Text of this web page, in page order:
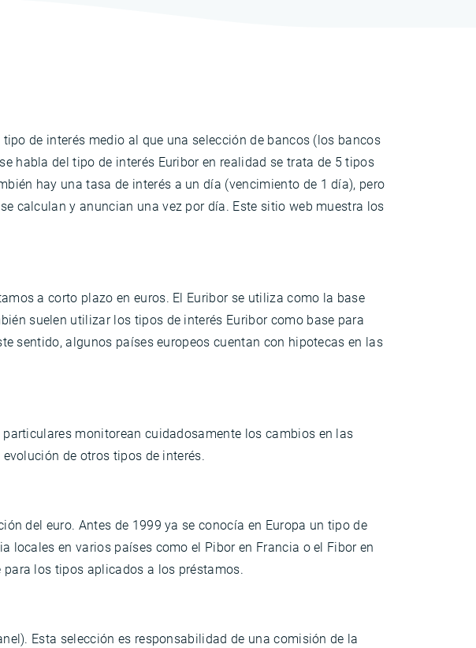
de interés medio al que una selección de bancos (los bancos
habla del tipo de interés Euribor en realidad se trata de 5 tipos
hay una tasa de interés a un día (vencimiento de 1 día), pero
calculan y anuncian una vez por día. Este sitio web muestra los
a corto plazo en euros. El Euribor se utiliza como la base
suelen utilizar los tipos de interés Euribor como base para
sentido, algunos países europeos cuentan con hipotecas en las
monitorean cuidadosamente los cambios en las
de otros tipos de interés.
del euro. Antes de 1999 ya se conocía en Europa un tipo de
locales en varios países como el Pibor en Francia o el Fibor en
los tipos aplicados a los préstamos.
Esta selección es responsabilidad de una comisión de la